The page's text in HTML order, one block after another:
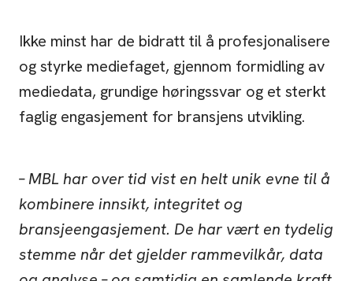
Ikke minst har de bidratt til å profesjonalisere
og styrke mediefaget, gjennom formidling av
mediedata, grundige høringssvar og et sterkt
faglig engasjement for bransjens utvikling.
– MBL har over tid vist en helt unik evne til å
kombinere innsikt, integritet og
bransjeengasjement. De har vært en tydelig
stemme når det gjelder rammevilkår, data